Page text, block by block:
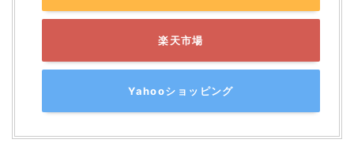
楽天市場
Yahooショッピング